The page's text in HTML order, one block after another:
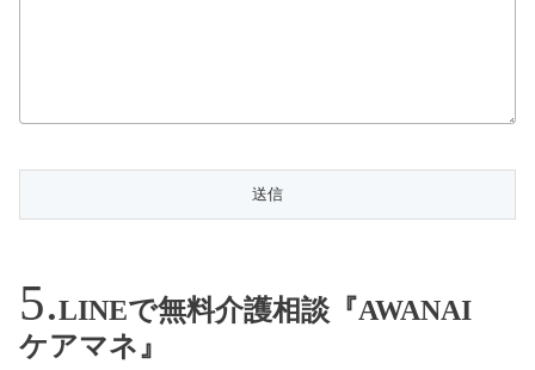
LINEで無料介護相談『AWANAI
ケアマネ』